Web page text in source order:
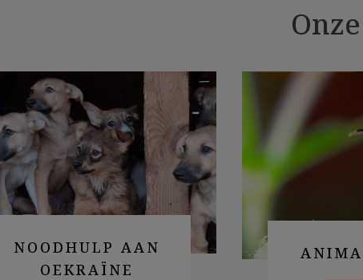
NOODHULP AAN
OEKRAÏNE